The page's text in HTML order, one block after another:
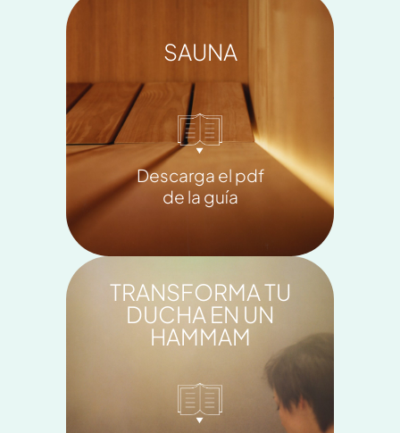
SAUNA
Descarga el pdf
de la guía
TRANSFORMA TU
DUCHA EN UN
HAMMAM